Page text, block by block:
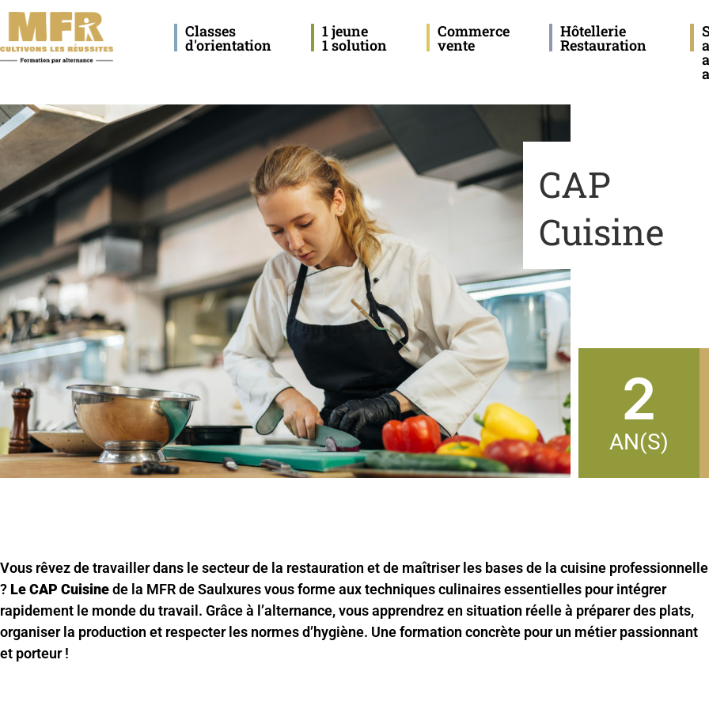
Classes
d'orientation
1 jeune
1 solution
Commerce
vente
Hôtellerie
Restauration
CAP
Cuisine
2
AN(S)
Vous rêvez de travailler dans le secteur de la restauration et de maîtriser les bases de la cuisine professionnelle
? Le CAP Cuisinede la MFR de Saulxures vous forme aux techniques culinaires essentielles pour intégrer
rapidement le monde du travail. Grâce à l’alternance, vous apprendrez en situation réelle à préparer des plats,
organiser la production et respecter les normes d’hygiène. Une formation concrète pour un métier passionnant
et porteur !